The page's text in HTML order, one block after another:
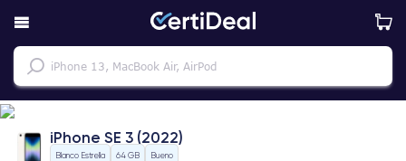
iPhone SE 3 (2022)
Blanco Estrella 64 GB Bueno